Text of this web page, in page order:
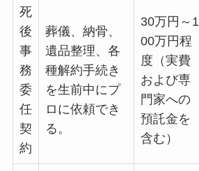
死
後
事
務
委
任
契
約
葬儀、納骨、
遺品整理、各
種解約手続き
を生前中にプ
ロに依頼でき
る。
30万円～1
00万円程
度（実費
および専
門家への
預託金を
含む）